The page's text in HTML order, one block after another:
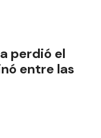
perdió el
entre las